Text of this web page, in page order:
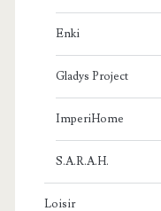
Enki
Gladys Project
ImperiHome
S.A.R.A.H.
Loisir